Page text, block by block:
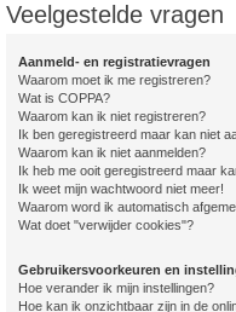
Veelgestelde vragen
Aanmeld- en registratievragen
Waarom moet ik me registreren?
Wat is COPPA?
Waarom kan ik niet registreren?
Ik ben geregistreerd maar kan niet
Waarom kan ik niet aanmelden?
Ik heb me ooit geregistreerd maar
Ik weet mijn wachtwoord niet meer!
Waarom word ik automatisch
Wat doet "verwijder cookies"?
Gebruikersvoorkeuren en
Hoe verander ik mijn instellingen?
Hoe kan ik onzichtbaar zijn in de